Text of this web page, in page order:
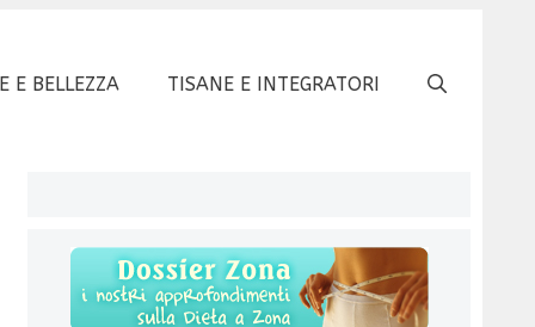
E BELLEZZA TISANE E INTEGRATORI